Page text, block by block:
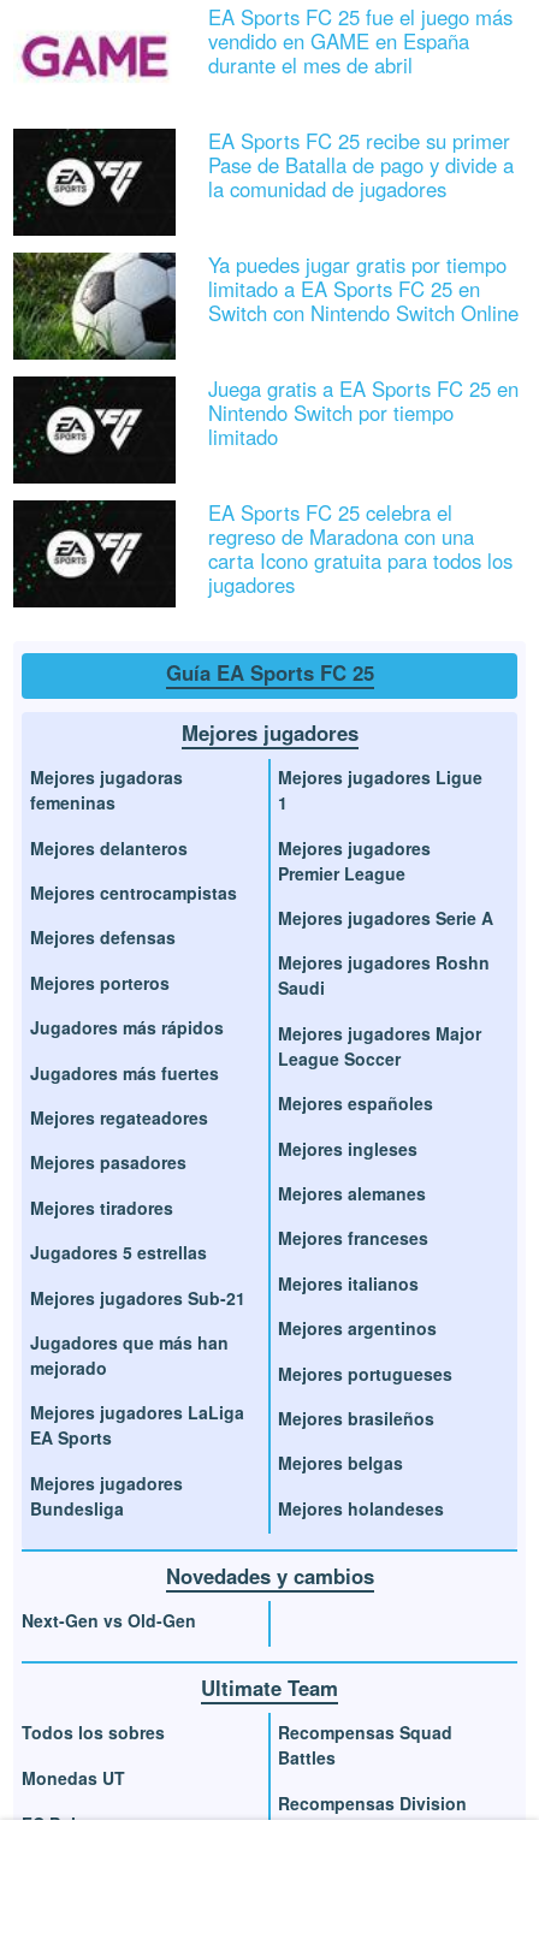
EA Sports FC 25 fue el juego más
vendido en GAME en España
durante el mes de abril
EA Sports FC 25 recibe su primer
Pase de Batalla de pago y divide a
la comunidad de jugadores
Ya puedes jugar gratis por tiempo
limitado a EA Sports FC 25 en
Switch con Nintendo Switch Online
Juega gratis a EA Sports FC 25 en
Nintendo Switch por tiempo
limitado
EA Sports FC 25 celebra el
regreso de Maradona con una
carta Icono gratuita para todos los
jugadores
Guía EA Sports FC 25
Mejores jugadores
Mejores jugadoras
femeninas
Mejores delanteros
Mejores centrocampistas
Mejores defensas
Mejores porteros
Jugadores más rápidos
Jugadores más fuertes
Mejores regateadores
Mejores pasadores
Mejores tiradores
Jugadores 5 estrellas
Mejores jugadores Sub-21
Jugadores que más han
mejorado
Mejores jugadores LaLiga
EA Sports
Mejores jugadores
Bundesliga
Mejores jugadores Ligue
1
Mejores jugadores
Premier League
Mejores jugadores Serie A
Mejores jugadores Roshn
Saudi
Mejores jugadores Major
League Soccer
Mejores españoles
Mejores ingleses
Mejores alemanes
Mejores franceses
Mejores italianos
Mejores argentinos
Mejores portugueses
Mejores brasileños
Mejores belgas
Mejores holandeses
Novedades y cambios
Next-Gen vs Old-Gen
Ultimate Team
Todos los sobres
Monedas UT
FC Points
Recompensas Squad
Battles
Recompensas Division